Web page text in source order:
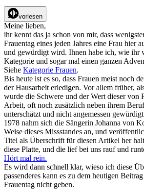
vorlesen
Meine lieben,
ihr kennt das ja schon von mir, dass
Frauentag eines jeden Jahres eine Frau hier
und gewürdigt wird. Ihnen habe ich, wie ihr
Kategorie und sogar mal einen ganzen
Siehe Kategorie Frauen.
Bis heute ist es so, dass Frauen meist noch
der Hausarbeit erledigen. Vor allem früher,
wurde die Schwere und der Wert dieser von
Arbeit, oft noch zusätzlich neben ihrem
unterschätzt und nicht angemessen
1978 nahm sich die Sängerin Johanna von
Weise dieses Missstandes an, und
Titel als Überschrift für diesen Artikel her
diese Platte, und die lief bei uns rauf und
Hört mal rein.
Es wird dann schnell klar, wieso ich diese
passenderes kann es zu dem heutigen
Frauentag nicht geben.